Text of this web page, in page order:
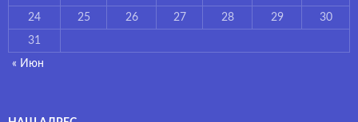
24 25 26 27 28 29 30
31
« Июн